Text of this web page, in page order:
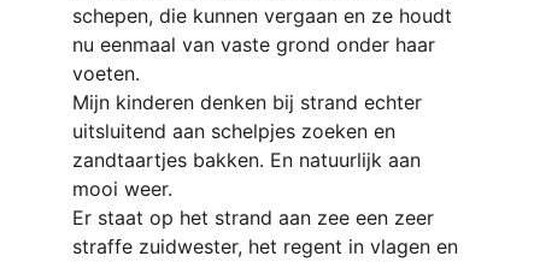
schepen, die kunnen vergaan en ze houdt
nu eenmaal van vaste grond onder haar
voeten.
Mijn kinderen denken bij strand echter
uitsluitend aan schelpjes zoeken en
zandtaartjes bakken. En natuurlijk aan
mooi weer.
Er staat op het strand aan zee een zeer
straffe zuidwester, het regent in vlagen en